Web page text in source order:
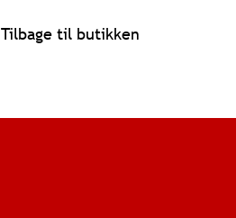
Tilbage til butikken